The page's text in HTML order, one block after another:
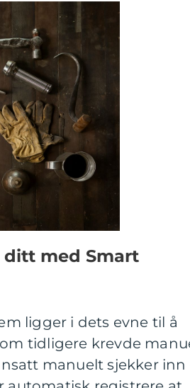
ditt med Smart
ligger i dets evne til å
tidligere krevde
manuelt sjekker inn